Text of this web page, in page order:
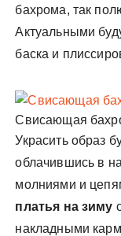
бахрома, так
Актуальными
баска и
Свисающая
Украсить образ
облачившись в
молниями и
платья на зиму
накладными